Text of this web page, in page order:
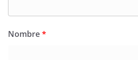
Nombre*